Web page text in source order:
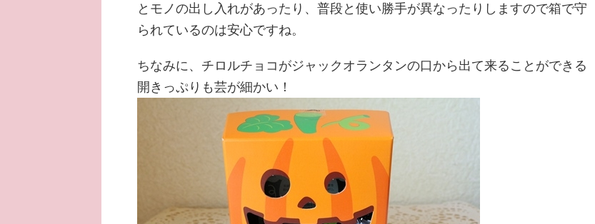
とモノの出し入れがあったり、普段と使い勝手が異なったりしますので箱で守
られているのは安心ですね。
ちなみに、チロルチョコがジャックオランタンの口から出て来ることができる
開きっぷりも芸が細かい！